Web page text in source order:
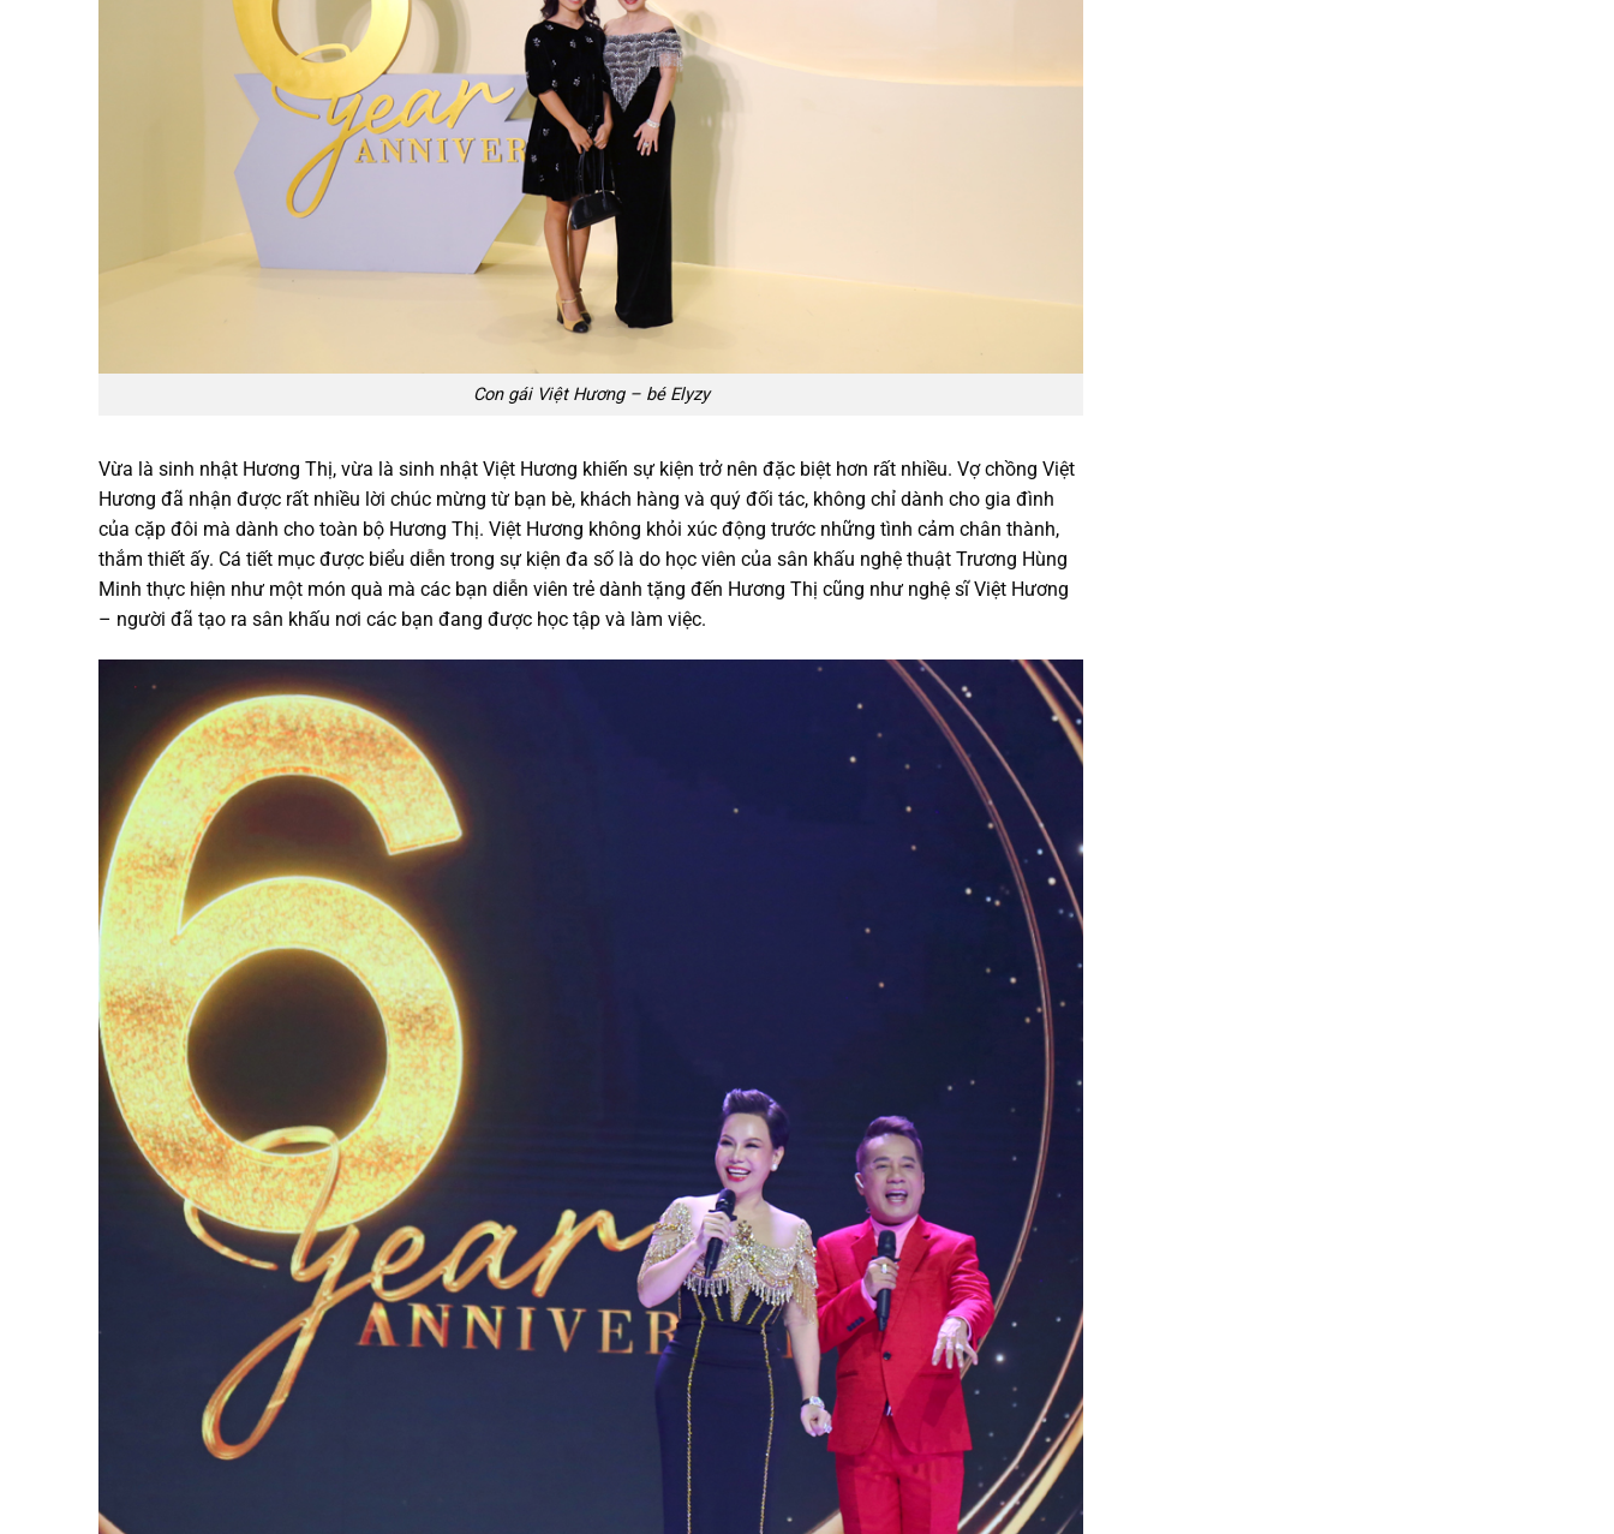
Con gái Việt Hương – bé Elyzy
Vừa là sinh nhật Hương Thị, vừa là sinh nhật Việt Hương khiến sự kiện trở nên đặc biệt hơn rất nhiều. Vợ chồng Việt
Hương đã nhận được rất nhiều lời chúc mừng từ bạn bè, khách hàng và quý đối tác, không chỉ dành cho gia đình
của cặp đôi mà dành cho toàn bộ Hương Thị. Việt Hương không khỏi xúc động trước những tình cảm chân thành,
thắm thiết ấy. Cá tiết mục được biểu diễn trong sự kiện đa số là do học viên của sân khấu nghệ thuật Trương Hùng
Minh thực hiện như một món quà mà các bạn diễn viên trẻ dành tặng đến Hương Thị cũng như nghệ sĩ Việt Hương
– người đã tạo ra sân khấu nơi các bạn đang được học tập và làm việc.